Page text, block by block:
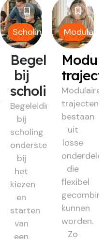
Scholing
Begeleiding
bij
scholing
Begeleiding
bij
scholing
ondersteunt
bij
het
kiezen
en
starten
van
een
Modulair
Modulaire
trajecten
bestaan
uit
losse
die
flexibel
kunnen
worden.
Zo